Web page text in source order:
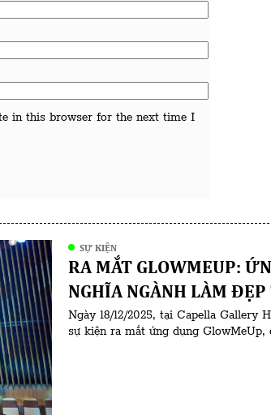
in this browser for the next time I
SỰ KIỆN
RA MẮT GLOWMEUP:
NGHĨA NGÀNH LÀM
Ngày 18/12/2025, tại Capella Gallery
sự kiện ra mắt ứng dụng